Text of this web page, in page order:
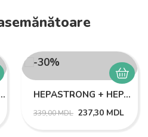
NEURO
-30%
HEPASTRONG + HEPASTRONG FORTE
339,00MDL 237,30 MDL